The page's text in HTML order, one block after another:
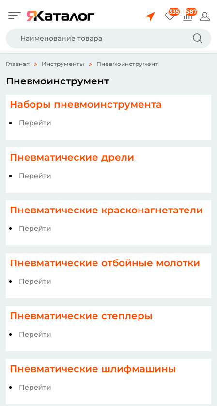
335 587
Главная Инструменты Пневмоинструмент
Пневмоинструмент
Наборы пневмоинструмента
Перейти
Пневматические дрели
Перейти
Пневматические красконагнетатели
Перейти
Пневматические отбойные молотки
Перейти
Пневматические степлеры
Перейти
Пневматические шлифмашины
Перейти